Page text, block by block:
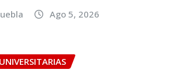
Ago 5, 2026
UNIVERSITARIAS